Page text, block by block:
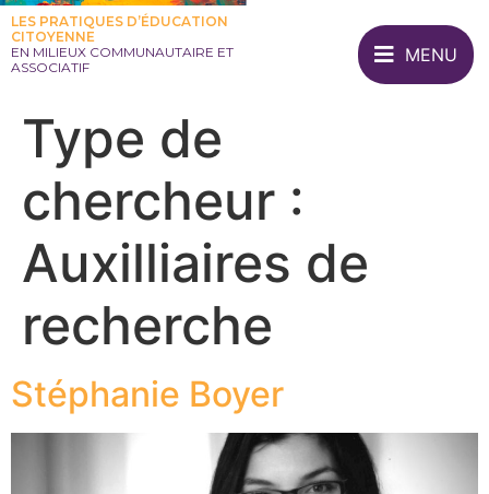
LES PRATIQUES D’ÉDUCATION
CITOYENNE
EN MILIEUX COMMUNAUTAIRE ET
ASSOCIATIF
MENU
Type de
chercheur :
Auxilliaires de
recherche
Stéphanie Boyer